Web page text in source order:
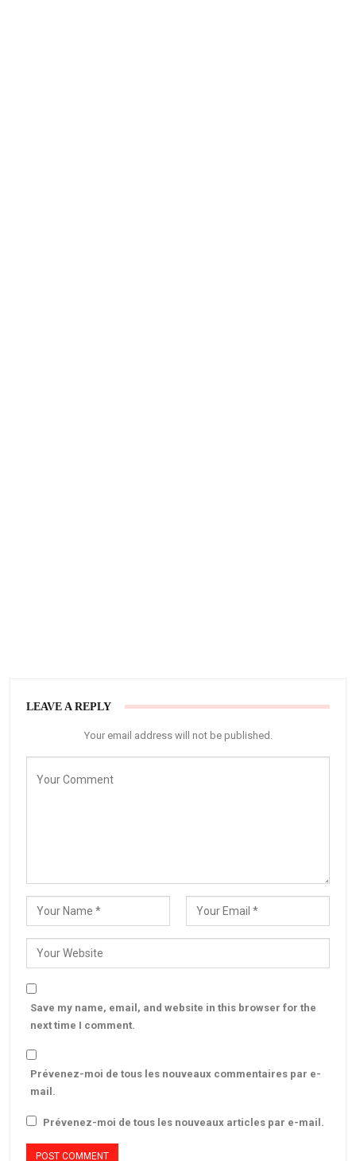
LEAVE A REPLY
Your email address will not be published.
Save my name, email, and website in this browser for the
next time I comment.
Prévenez-moi de tous les nouveaux commentaires par e-
mail.
Prévenez-moi de tous les nouveaux articles par e-mail.